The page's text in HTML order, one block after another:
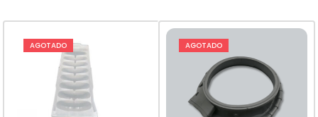
AGOTADO AGOTADO